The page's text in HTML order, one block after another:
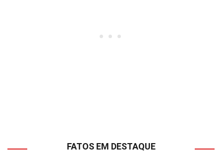
FATOS EM DESTAQUE